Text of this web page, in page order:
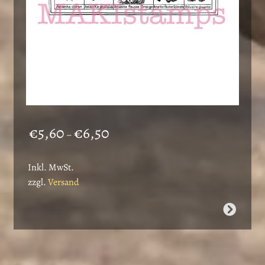
gewählt
werden
€5,60 –€6,50
Inkl. MwSt.
zzgl.Versand